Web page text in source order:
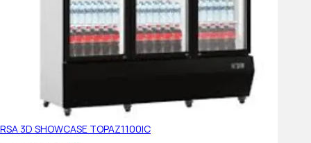
RSA 3D SHOWCASE TOPAZ1100IC